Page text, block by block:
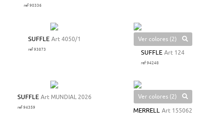
ref 90336
SUFFLE Art 4050/1
ref 93873
Ver colores (2)
SUFFLE Art 124
ref 94248
SUFFLE Art MUNDIAL 2026
ref 94359
Ver colores (2)
MERRELL Art 155062